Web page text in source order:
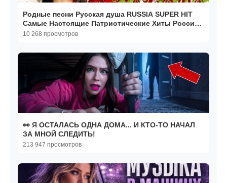
Родные песни Русская душа RUSSIA SUPER HIT
Самые Настоящие Патриотические Хиты России
Онлайн 2026
10 268 просмотров
👀 Я ОСТАЛАСЬ ОДНА ДОМА... И КТО-ТО НАЧАЛ
ЗА МНОЙ СЛЕДИТЬ!
213 947 просмотров